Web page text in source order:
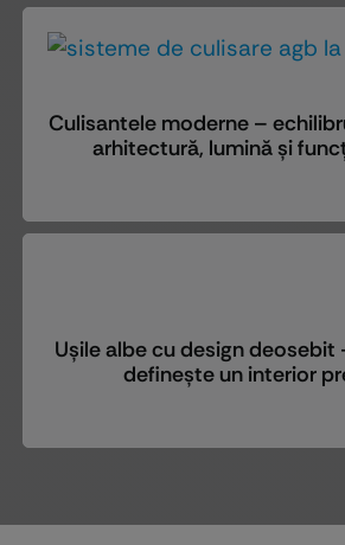
Culisantele moderne –
arhitectură, lumină și
Ușile albe cu design deosebit
definește un interior